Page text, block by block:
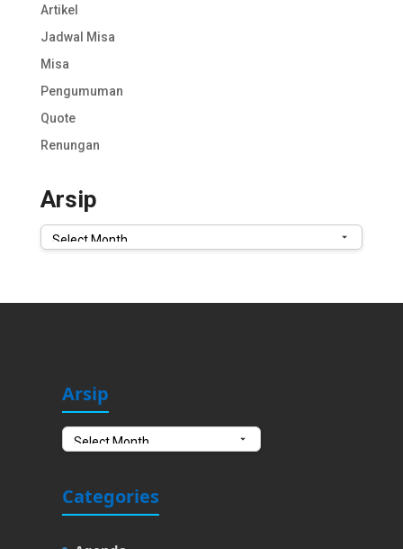
Artikel
Jadwal Misa
Misa
Pengumuman
Quote
Renungan
Arsip
Arsip
ArsipArsip
Categories